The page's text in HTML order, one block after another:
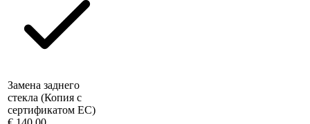
Замена заднего
стекла (Копия с
сертификатом ЕС)